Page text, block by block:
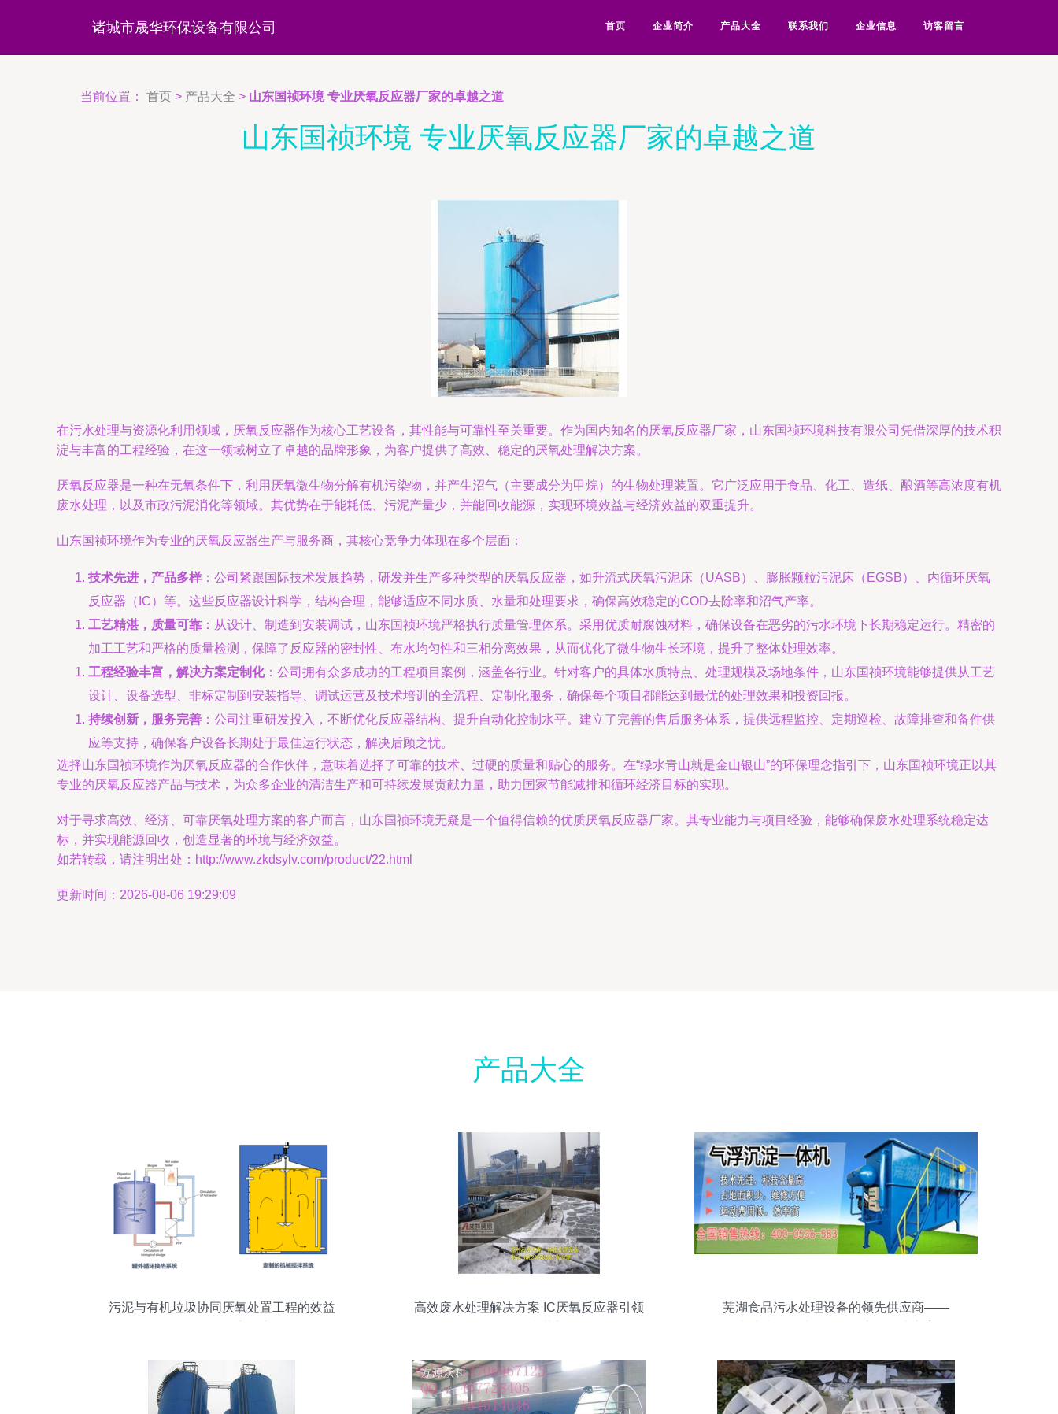
诸城市晟华环保设备有限公司 首页 企业简介 产品大全 联系我们 企业信息 访客留言
当前位置： 首页 > 产品大全 > 山东国祯环境 专业厌氧反应器厂家的卓越之道
山东国祯环境 专业厌氧反应器厂家的卓越之道
在污水处理与资源化利用领域，厌氧反应器作为核心工艺设备，其性能与可靠性至关重要。作为国内知名的厌氧反应器厂家，山东国祯环境科技有限公司凭借深厚的技术积
淀与丰富的工程经验，在这一领域树立了卓越的品牌形象，为客户提供了高效、稳定的厌氧处理解决方案。
厌氧反应器是一种在无氧条件下，利用厌氧微生物分解有机污染物，并产生沼气（主要成分为甲烷）的生物处理装置。它广泛应用于食品、化工、造纸、酿酒等高浓度有机
废水处理，以及市政污泥消化等领域。其优势在于能耗低、污泥产量少，并能回收能源，实现环境效益与经济效益的双重提升。
山东国祯环境作为专业的厌氧反应器生产与服务商，其核心竞争力体现在多个层面：
技术先进，产品多样 ：公司紧跟国际技术发展趋势，研发并生产多种类型的厌氧反应器，如升流式厌氧污泥床（UASB）、膨胀颗粒污泥床（EGSB）、内循环厌氧
反应器（IC）等。这些反应器设计科学，结构合理，能够适应不同水质、水量和处理要求，确保高效稳定的COD去除率和沼气产率。
工艺精湛，质量可靠 ：从设计、制造到安装调试，山东国祯环境严格执行质量管理体系。采用优质耐腐蚀材料，确保设备在恶劣的污水环境下长期稳定运行。精密的
加工工艺和严格的质量检测，保障了反应器的密封性、布水均匀性和三相分离效果，从而优化了微生物生长环境，提升了整体处理效率。
工程经验丰富，解决方案定制化：公司拥有众多成功的工程项目案例，涵盖各行业。针对客户的具体水质特点、处理规模及场地条件，山东国祯环境能够提供从工艺
设计、设备选型、非标定制到安装指导、调试运营及技术培训的全流程、定制化服务，确保每个项目都能达到最优的处理效果和投资回报。
持续创新，服务完善 ：公司注重研发投入，不断优化反应器结构、提升自动化控制水平。建立了完善的售后服务体系，提供远程监控、定期巡检、故障排查和备件供
应等支持，确保客户设备长期处于最佳运行状态，解决后顾之忧。
选择山东国祯环境作为厌氧反应器的合作伙伴，意味着选择了可靠的技术、过硬的质量和贴心的服务。在“绿水青山就是金山银山”的环保理念指引下，山东国祯环境正以其
专业的厌氧反应器产品与技术，为众多企业的清洁生产和可持续发展贡献力量，助力国家节能减排和循环经济目标的实现。
对于寻求高效、经济、可靠厌氧处理方案的客户而言，山东国祯环境无疑是一个值得信赖的优质厌氧反应器厂家。其专业能力与项目经验，能够确保废水处理系统稳定达
标，并实现能源回收，创造显著的环境与经济效益。
如若转载，请注明出处：http://www.zkdsylv.com/product/22.html
更新时间：2026-08-06 19:29:09
产品大全
污泥与有机垃圾协同厌氧处置工程的效益
高效废水处理解决方案 IC厌氧反应器引领
芜湖食品污水处理设备的领先供应商——